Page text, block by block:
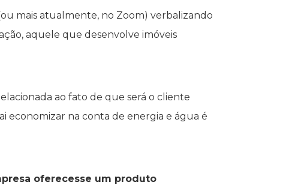
mais atualmente, no Zoom) verbalizando
aquele que desenvolve imóveis
ao fato de que será o cliente
economizar na conta de energia e água é
oferecesse um produto